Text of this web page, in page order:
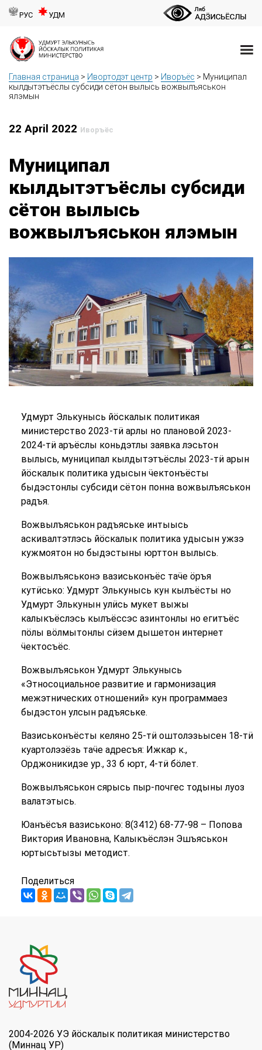
РУС УДМ
Главная страница > Ивортодэт центр > Иворъёс > Муниципал
кылдытэтъёслы субсиди сётон вылысь вожвылъяськон
ялэмын
22 April 2022 Иворъёс
Муниципал
кылдытэтъёслы субсиди
сётон вылысь
вожвылъяськон ялэмын
Удмурт Элькунысь йöскалык политикая
министерство 2023-тӥ арлы но плановой 2023-
2024-тӥ аръёслы коньдэтлы заявка лэсьтон
вылысь, муниципал кылдытэтъёслы 2023-тӥ арын
йöскалык политика удысын ӵектонъёсты
быдэстонлы субсиди сётон понна вожвылъяськон
радъя.
Вожвылъяськон радъяське интыысь
аскивалтэтлэсь йöскалык политика удысын ужзэ
кужмоятон но быдэстыны юрттон вылысь.
Вожвылъяськонэ вазиськонъёс таӵе öръя
кутӥсько: Удмурт Элькунысь кун кылъёсты но
Удмурт Элькунын улӥсь мукет выжы
калыкъёслэсь кылъёссэс азинтонлы но егитъёс
пöлы вöлмытонлы сӥзем дышетон интернет
ӵектосъёс.
Вожвылъяськон Удмурт Элькунысь
«Этносоциальное развитие и гармонизация
межэтнических отношений» кун программаез
быдэстон улсын радъяське.
Вазиськонъёсты келяно 25-тӥ оштолэзьысен 18-тӥ
куартолэзёзь таӵе адресъя: Ижкар к.,
Орджоникидзе ур., 33 б юрт, 4-тӥ бöлет.
Вожвылъяськон сярысь пыр-почгес тодыны луоз
валатэтысь.
Юанъёсъя вазиськоно: 8(3412) 68-77-98 – Попова
Виктория Ивановна, Калыкъёслэн Эшъяськон
юртысьтызы методист.
Поделиться
2004-2026 УЭ йöскалык политикая министерство
(Миннац УР)